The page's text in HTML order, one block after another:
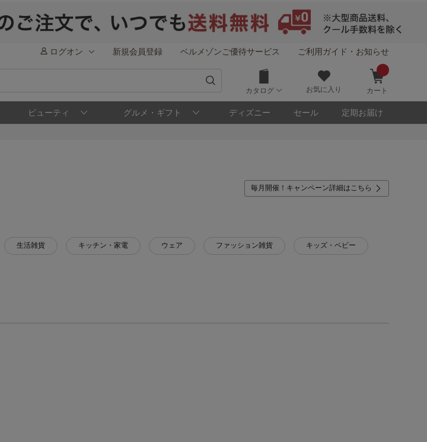
ログオン 新規会員登録 ベルメゾンご優待サービス ご利用ガイド・お知らせ
カタログ お気に入り カート
ビューティ グルメ・ギフト ディズニー セール 定期お届け
毎月開催！キャンペーン詳細はこちら
生活雑貨 キッチン・家電 ウェア ファッション雑貨 キッズ・ベビー